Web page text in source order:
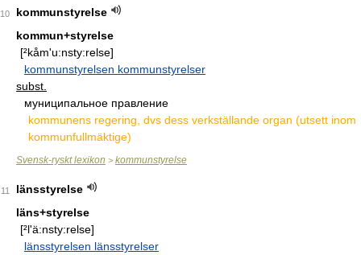
10
kommunstyrelse
kommun+styrelse
[²kåm'u:nsty:relse]
kommunstyrelsen kommunstyrelser
subst.
муниципальное правление
kommunens regering, dvs dess verkställande organ (utsett inom
kommunfullmäktige)
Svensk-ryskt lexikon > kommunstyrelse
11
länsstyrelse
läns+styrelse
[²l'ä:nsty:relse]
länsstyrelsen länsstyrelser